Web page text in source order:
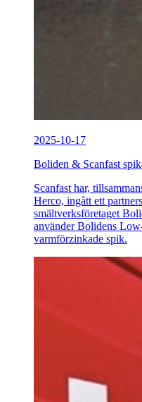
2025-10-17
Boliden & Scanfast
Scanfast har,
Herco, ingått ett
smältverksföretaget
använder Bolidens
varmförzinkade spik.